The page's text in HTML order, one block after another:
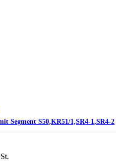
Segment S50,KR51/1,SR4-1,SR4-2